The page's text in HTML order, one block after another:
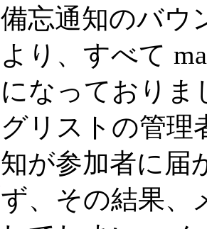
備忘通知のバウ
より、すべて
になっておりま
グリストの管理
知が参加者に届
ず、その結果、